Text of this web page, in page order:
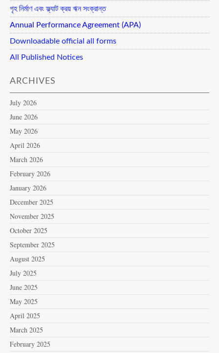
গৃহ নির্মাণ এবং ফ্ল্যাট ক্রয় ঋন সংক্রান্ত
Annual Performance Agreement (APA)
Downloadable official all forms
All Published Notices
ARCHIVES
July 2026
June 2026
May 2026
April 2026
March 2026
February 2026
January 2026
December 2025
November 2025
October 2025
September 2025
August 2025
July 2025
June 2025
May 2025
April 2025
March 2025
February 2025